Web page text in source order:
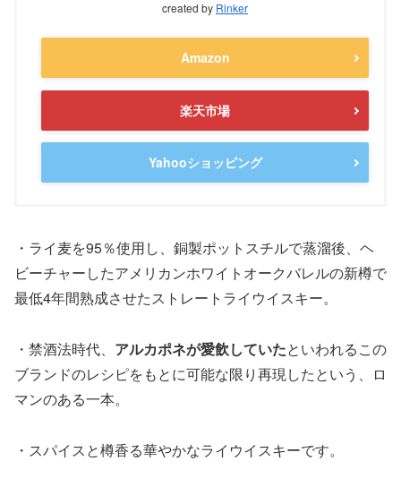
created by Rinker
Amazon
楽天市場
Yahooショッピング
・ライ麦を95％使用し、銅製ポットスチルで蒸溜後、ヘ
ビーチャーしたアメリカンホワイトオークバレルの新樽で
最低4年間熟成させたストレートライウイスキー。
・禁酒法時代、 アルカポネが愛飲していたといわれるこの
ブランドのレシピをもとに可能な限り再現したという、ロ
マンのある一本。
・スパイスと樽香る華やかなライウイスキーです。